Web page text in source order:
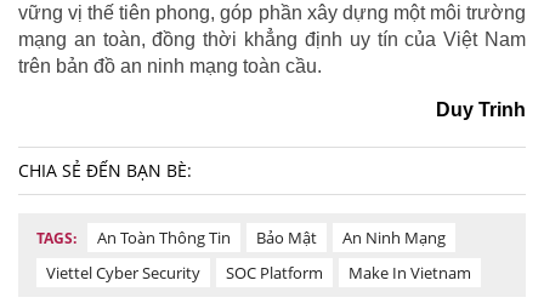
vững vị thế tiên phong, góp phần xây dựng một môi trường
mạng an toàn, đồng thời khẳng định uy tín của Việt Nam
trên bản đồ an ninh mạng toàn cầu.
Duy Trinh
CHIA SẺ ĐẾN BẠN BÈ:
TAGS: An Toàn Thông Tin Bảo Mật
An Ninh Mạng
Viettel Cyber Security
SOC Platform Make In Vietnam